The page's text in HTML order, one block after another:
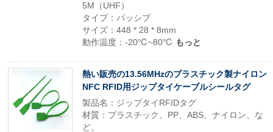
5M（UHF）
タイプ：パッシブ
サイズ：448 * 28 * 8mm
動作温度：-20℃~80℃ もっと
熱い販売の13.56MHzのプラスチック製ナイロン
NFC RFID用ジップタイケーブルシールタグ
製品名：ジップタイRFIDタグ
材質：プラスチック、PP、ABS、ナイロン、な
ど。